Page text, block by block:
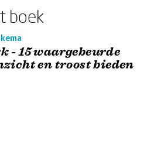
boek
- 15 waargebeurde
en troost bieden